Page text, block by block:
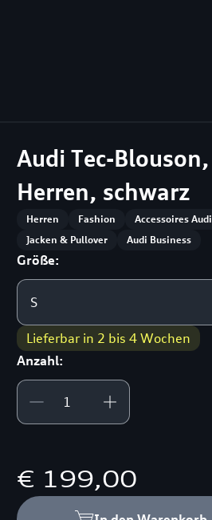
Audi Tec-Blouson,
Herren, schwarz
Herren Fashion
Accessoires Audi
Jacken & Pullover
Audi Business
Größe:
S
Lieferbar in 2 bis 4 Wochen
Anzahl:
€ 199,00